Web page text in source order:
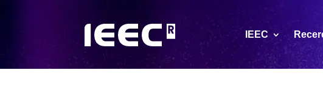
IEEC